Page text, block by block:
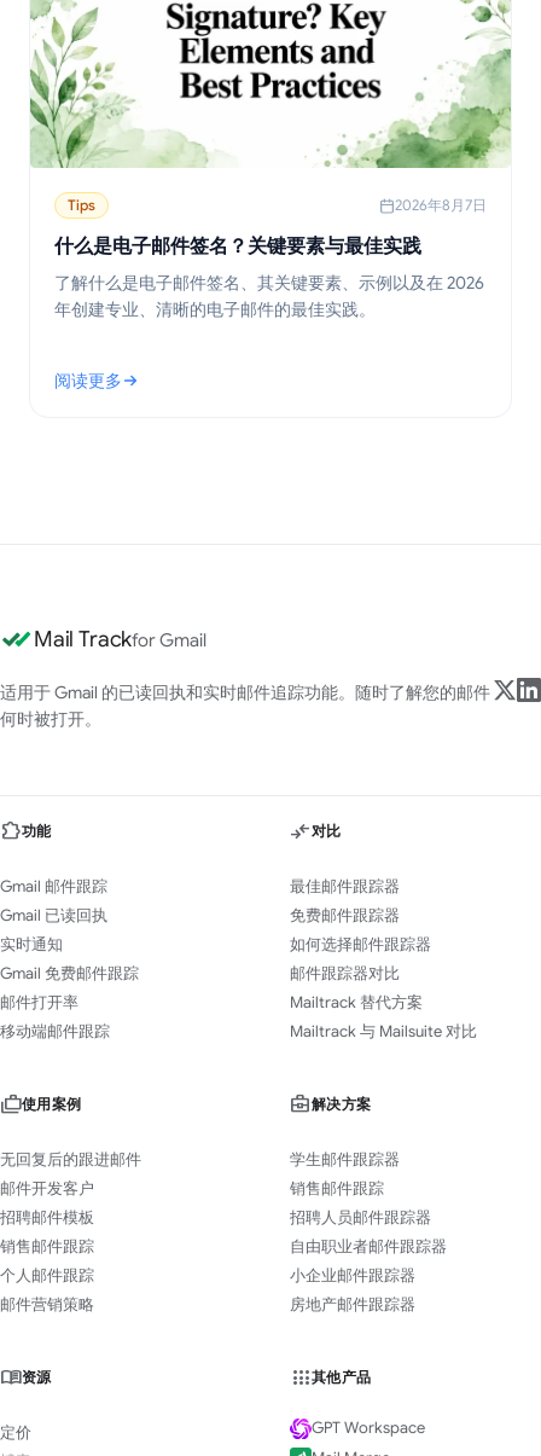
Tips 2026年8月7日
什么是电子邮件签名？关键要素与最佳实践
了解什么是电子邮件签名、其关键要素、示例以及在 2026
年创建专业、清晰的电子邮件的最佳实践。
阅读更多
: 什么是电子邮件签名？关键要素与最佳实践
Mail Trackfor Gmail
适用于 Gmail 的已读回执和实时邮件追踪功能。随时了解您的邮件
何时被打开。
功能
Gmail 邮件跟踪
Gmail 已读回执
实时通知
Gmail 免费邮件跟踪
邮件打开率
移动端邮件跟踪
对比
最佳邮件跟踪器
免费邮件跟踪器
如何选择邮件跟踪器
邮件跟踪器对比
Mailtrack 替代方案
Mailtrack 与 Mailsuite 对比
使用案例
无回复后的跟进邮件
邮件开发客户
招聘邮件模板
销售邮件跟踪
个人邮件跟踪
邮件营销策略
解决方案
学生邮件跟踪器
销售邮件跟踪
招聘人员邮件跟踪器
自由职业者邮件跟踪器
小企业邮件跟踪器
房地产邮件跟踪器
资源
定价
其他产品
GPT Workspace